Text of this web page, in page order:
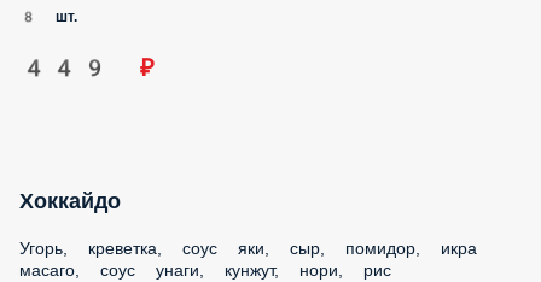
8 шт.
449 ₽
Хоккайдо
Угорь, креветка, соус яки, сыр, помидор, икра масаго, соус
унаги, кунжут, нори, рис